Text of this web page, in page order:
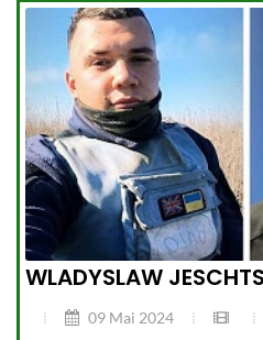
WLADYSLAW
09 Mai 2024